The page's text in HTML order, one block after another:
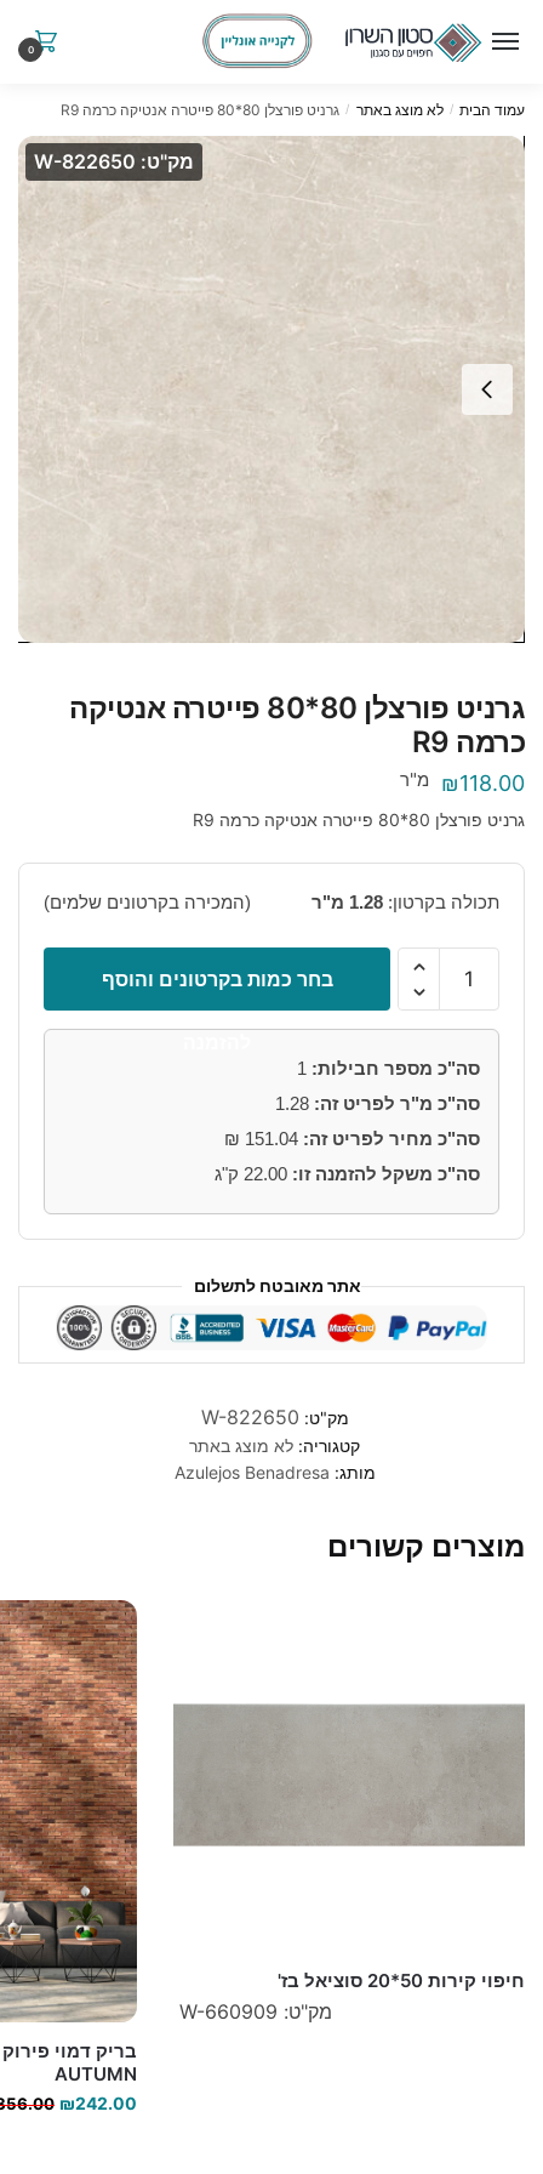
0
עמוד הבית / לא מוצג באתר / גרניט פורצלן 80*80 פייטרה אנטיקה כרמה R9
מק"ט: W-822650
גרניט פורצלן 80*80 פייטרה אנטיקה
כרמה R9
₪118.00 מ"ר
גרניט פורצלן 80*80 פייטרה אנטיקה כרמה R9
תכולה בקרטון: 1.28 מ"ר (המכירה בקרטונים שלמים)
80*80
פייטרה
אנטיקה
בחר כמות בקרטונים והוסף
סה"כ מספר חבילות: 1
סה"כ מ"ר לפריט זה: 1.28
סה"כ מחיר לפריט זה: 151.04
₪
סה"כ משקל להזמנה זו: 22.00 ק"ג
אתר מאובטח לתשלום
מק"ט: W-822650
קטגוריה: לא מוצג באתר
מותג: Azulejos Benadresa
מוצרים קשורים
חיפוי קירות 50*20 סוציאל בז'
מק"ט: W-660909
AUTUMN
₪242.00